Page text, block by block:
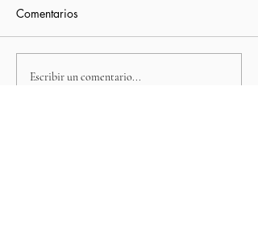
Comentarios
Escribir un comentario...